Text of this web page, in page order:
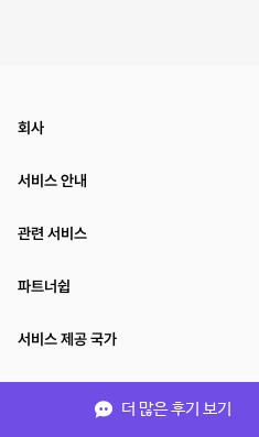
더 많은 후기 보기
회사
서비스 안내
관련 서비스
파트너쉽
서비스 제공 국가
(주)NSPACE 사업자정보